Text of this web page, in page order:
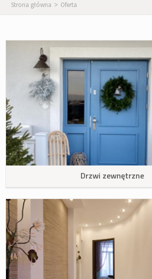
Strona główna > Oferta
Drzwi zewnętrzne